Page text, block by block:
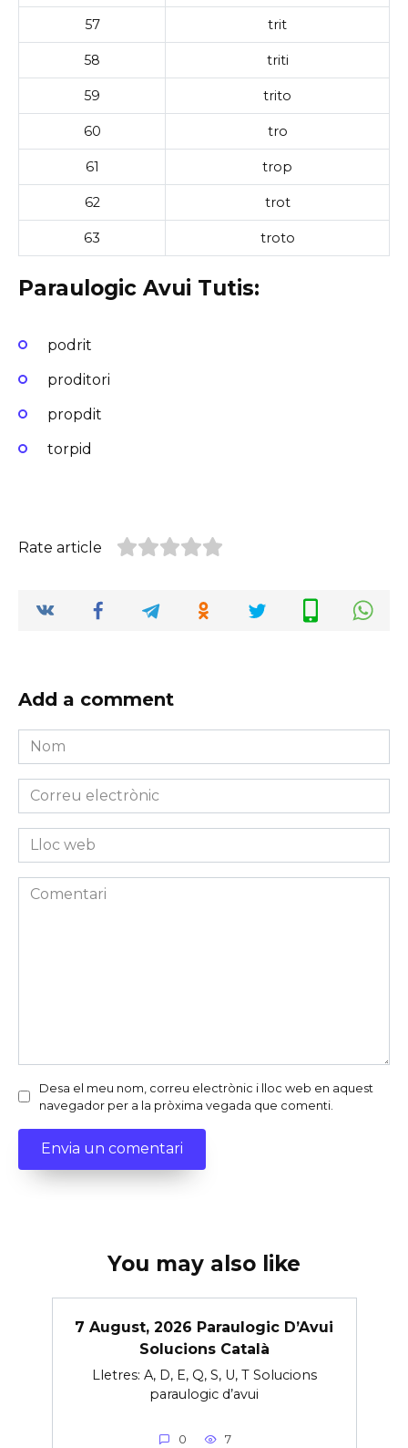
57 trit
58 triti
59 trito
60 tro
61 trop
62 trot
63 troto
Paraulogic Avui Tutis:
podrit
proditori
propdit
torpid
Rate article
Add a comment
Nom
*
Correu
electrònic
*Lloc
web
Comentari
Desa el meu nom, correu electrònic i lloc web en aquest
navegador per a la pròxima vegada que comenti.
You may also like
7 August, 2026 Paraulogic D’Avui
Solucions Català
Lletres: A, D, E, Q, S, U, T Solucions
paraulogic d’avui
0 7